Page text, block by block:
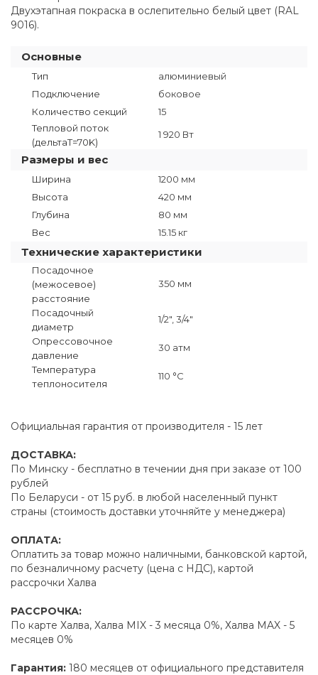
Двухэтапная покраска в ослепительно белый цвет (RAL
9016).
Основные
Тип
алюминиевый
Подключение
боковое
Количество секций
15
Тепловой поток
(дельтаT=70K)
1 920 Вт
Размеры и вес
Ширина
1200 мм
Высота
420 мм
Глубина
80 мм
Вес
15.15 кг
Технические характеристики
Посадочное
(межосевое)
расстояние
350 мм
Посадочный
диаметр
1/2", 3/4"
Опрессовочное
давление
30 атм
Температура
теплоносителя
110 °C
Официальная гарантия от производителя - 15 лет
ДОСТАВКА:
По Минску - бесплатно в течении дня при заказе от 100
рублей
По Беларуси - от 15 руб. в любой населенный пункт
страны (стоимость доставки уточняйте у менеджера)
ОПЛАТА:
Оплатить за товар можно наличными, банковской картой,
по безналичному расчету (цена с НДС), картой
рассрочки Халва
РАССРОЧКА:
По карте Халва, Халва MIX - 3 месяца 0%, Халва MAX - 5
месяцев 0%
Гарантия: 180 месяцев от официального представителя